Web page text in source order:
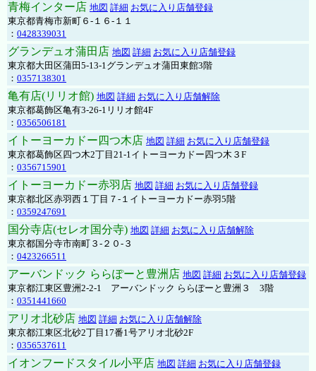
青梅インター店 地図 詳細 お気に入り店舗登録
東京都青梅市新町６-１６-１１
： 0428339031
グランデュオ蒲田店 地図 詳細 お気に入り店舗登録
東京都大田区蒲田5-13-1グランデュオ蒲田東館3階
： 0357138301
亀有店(リリオ館) 地図 詳細 お気に入り店舗解除
東京都葛飾区亀有3-26-1リリオ館4F
： 0356506181
イトーヨーカドー四つ木店 地図 詳細 お気に入り店舗登録
東京都葛飾区四つ木2丁目21-1イトーヨーカドー四つ木３F
： 0356715901
イトーヨーカドー赤羽店 地図 詳細 お気に入り店舗登録
東京都北区赤羽西１丁目７-１イトーヨーカドー赤羽5階
： 0359247691
国分寺店(セレオ国分寺) 地図 詳細 お気に入り店舗解除
東京都国分寺市南町３-２０-３
： 0423266511
アーバンドック ららぽーと豊洲店 地図 詳細 お気に入り店舗登録
東京都江東区豊洲2-2-1 アーバンドック ららぽーと豊洲３ 3階
： 0351441660
アリオ北砂店 地図 詳細 お気に入り店舗解除
東京都江東区北砂2丁目17番1号アリオ北砂2F
： 0356537611
イオンフードスタイル小平店 地図 詳細 お気に入り店舗登録